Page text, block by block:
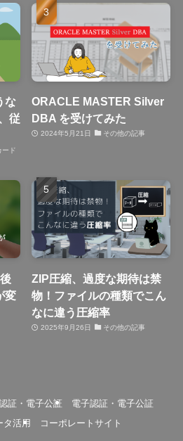
な
従
ード
ORACLE MASTER Silver
DBA を受けてみた
2024年5月21日 その他の記事
変
ZIP圧縮、過度な期待は禁
物！ファイルの種類でこん
なに違う圧縮率
2025年9月26日 その他の記事
証・電子公証
電子認証・電子公証
タ活用 コーポレートサイト